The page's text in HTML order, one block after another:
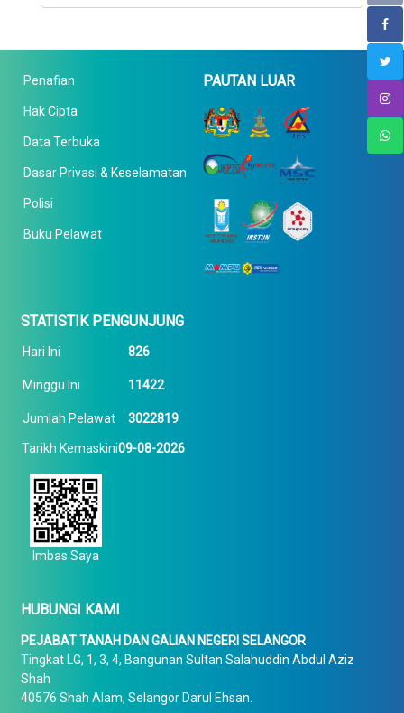
Penafian
Hak Cipta
Data Terbuka
Dasar Privasi & Keselamatan
Polisi
Buku Pelawat
PAUTAN LUAR
STATISTIK PENGUNJUNG
Hari Ini 826
Minggu Ini 11422
Jumlah Pelawat 3022819
Tarikh Kemaskini09-08-2026
Imbas Saya
HUBUNGI KAMI
PEJABAT TANAH DAN GALIAN NEGERI SELANGOR
Tingkat LG, 1, 3, 4, Bangunan Sultan Salahuddin Abdul Aziz
Shah
40576 Shah Alam, Selangor Darul Ehsan.